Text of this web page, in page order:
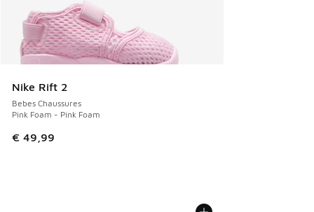
Nike Rift 2
Bebes Chaussures
Pink Foam - Pink Foam
€ 49,99